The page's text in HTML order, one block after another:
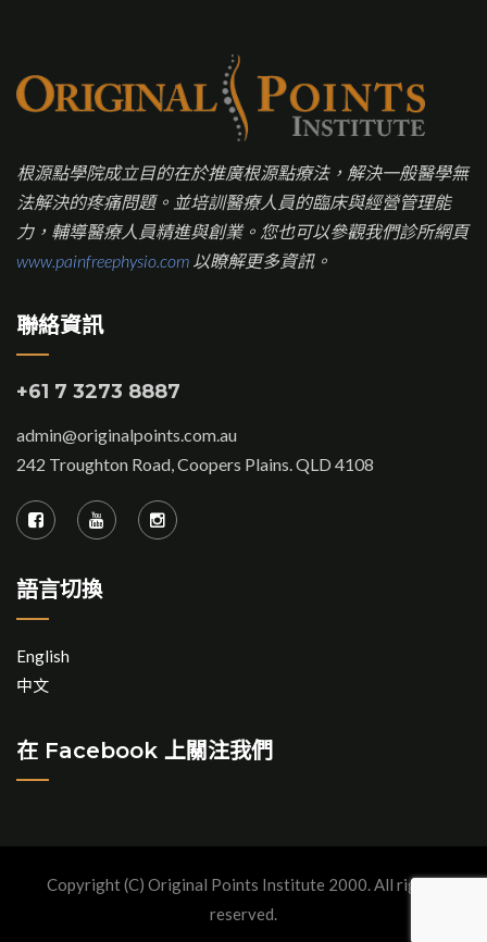
根源點學院成立目的在於推廣根源點療法，解決一般醫學無
法解決的疼痛問題。並培訓醫療人員的臨床與經營管理能
力，輔導醫療人員精進與創業。您也可以參觀我們診所網頁
www.painfreephysio.com 以瞭解更多資訊。
聯絡資訊
+61 7 3273 8887
admin@originalpoints.com.au
242 Troughton Road, Coopers Plains. QLD 4108
語言切換
English
中文
在 Facebook 上關注我們
Copyright (C) Original Points Institute 2000. All rights
reserved.